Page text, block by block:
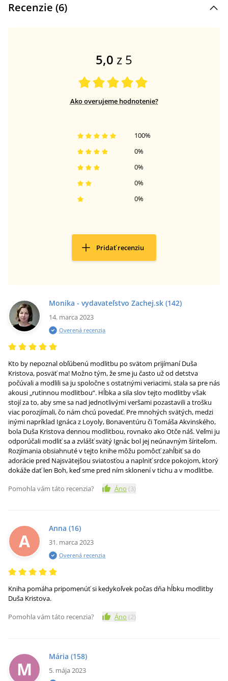
Recenzie (6)
5,0 z 5
Ako overujeme hodnotenie?
0%
0%
0%
0%
100%
Pridať recenziu
Monika - vydavateľstvo Zachej.sk (142)
14. marca 2023
Overená recenzia
Kto by nepoznal obľúbenú modlitbu po svätom prijímaní Duša
Kristova, posväť ma! Možno tým, že sme ju často už od detstva
počúvali a modlili sa ju spoločne s ostatnými veriacimi, stala sa pre nás
akousi „rutinnou modlitbou“. Hĺbka a sila slov tejto modlitby však
stojí za to, aby sme sa nad jednotlivými veršami pozastavili a trošku
viac porozjímali, čo nám chcú povedať. Pre mnohých svätých, medzi
inými napríklad Ignáca z Loyoly, Bonaventúru či Tomáša Akvinského,
bola Duša Kristova dennou modlitbou, rovnako ako Otče náš. Veľmi ju
odporúčali modliť sa a zvlášť svätý Ignác bol jej neúnavným šíriteľom.
Rozjímania obsiahnuté v tejto knihe môžu pomôcť zahĺbiť sa do
adorácie pred Najsvätejšou sviatosťou a naplniť srdce pokojom, ktorý
dokáže dať len Boh, keď sme pred ním sklonení v tichu a v modlitbe.
Pomohla vám táto recenzia?
Áno (3)
A
Anna (16)
31. marca 2023
Overená recenzia
Kniha pomáha pripomenúť si kedykoľvek počas dňa hĺbku modlitby
Duša Kristova.
Pomohla vám táto recenzia?
Áno (2)
M
Mária (158)
5. mája 2023